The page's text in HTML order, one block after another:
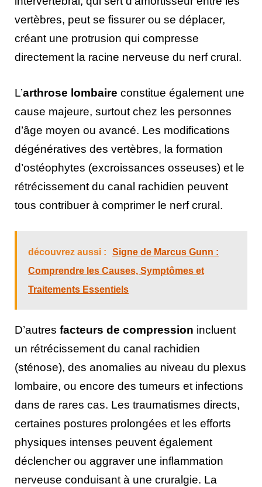
vertèbres, peut se fissurer ou se déplacer,
créant une protrusion qui compresse
directement la racine nerveuse du nerf crural.
L’arthrose lombaire constitue également une
cause majeure, surtout chez les personnes
d’âge moyen ou avancé. Les modifications
dégénératives des vertèbres, la formation
d’ostéophytes (excroissances osseuses) et le
rétrécissement du canal rachidien peuvent
tous contribuer à comprimer le nerf crural.
découvrez aussi :
Signe de Marcus Gunn :
Comprendre les Causes, Symptômes et
Traitements Essentiels
D’autres facteurs de compression incluent
un rétrécissement du canal rachidien
(sténose), des anomalies au niveau du plexus
lombaire, ou encore des tumeurs et infections
dans de rares cas. Les traumatismes directs,
certaines postures prolongées et les efforts
physiques intenses peuvent également
déclencher ou aggraver une inflammation
nerveuse conduisant à une cruralgie. La